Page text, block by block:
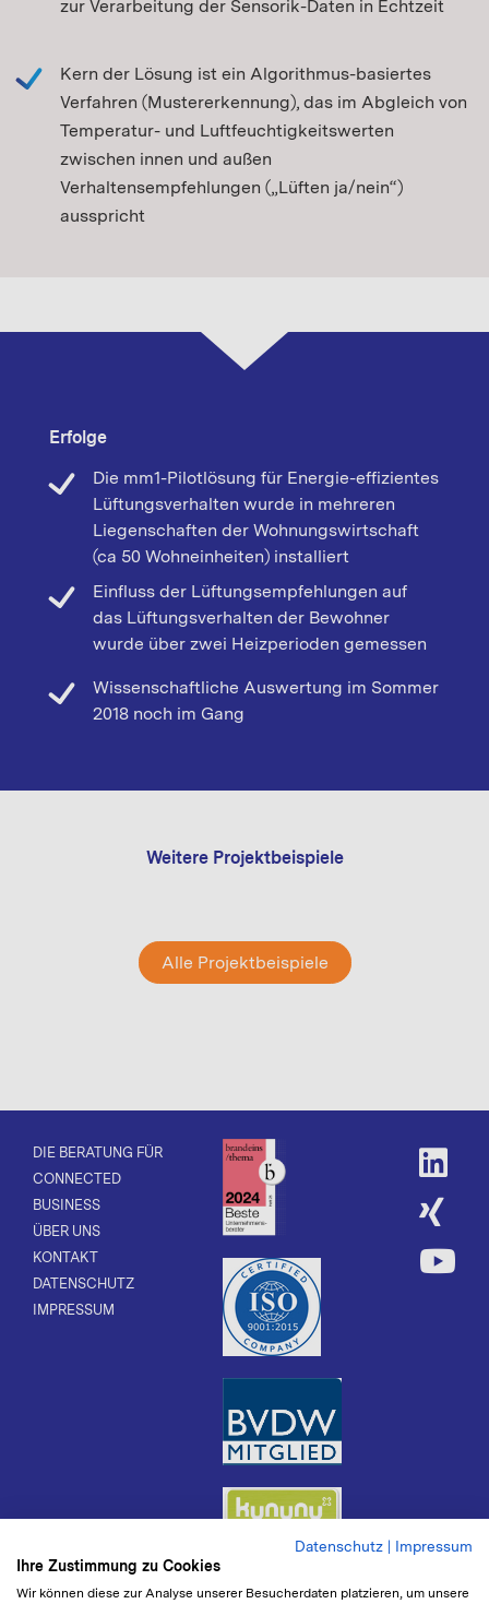
zur Verarbeitung der Sensorik-Daten in Echtzeit
Kern der Lösung ist ein Algorithmus-basiertes
Verfahren (Mustererkennung), das im Abgleich von
Temperatur- und Luftfeuchtigkeitswerten
zwischen innen und außen
Verhaltensempfehlungen („Lüften ja/nein“)
ausspricht
Erfolge
Die mm1-Pilotlösung für Energie-effizientes
Lüftungsverhalten wurde in mehreren
Liegenschaften der Wohnungswirtschaft
(ca 50 Wohneinheiten) installiert
Einfluss der Lüftungsempfehlungen auf
das Lüftungsverhalten der Bewohner
wurde über zwei Heizperioden gemessen
Wissenschaftliche Auswertung im Sommer
2018 noch im Gang
Weitere Projektbeispiele
Alle Projektbeispiele
DIE BERATUNG FÜR
CONNECTED
BUSINESS
ÜBER UNS
KONTAKT
DATENSCHUTZ
IMPRESSUM
Datenschutz | Impressum
Ihre Zustimmung zu Cookies
Wir können diese zur Analyse unserer Besucherdaten platzieren, um unsere